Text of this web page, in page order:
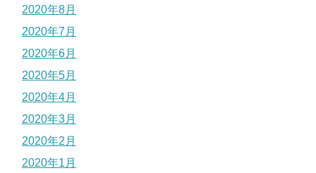
2020年8月
2020年7月
2020年6月
2020年5月
2020年4月
2020年3月
2020年2月
2020年1月